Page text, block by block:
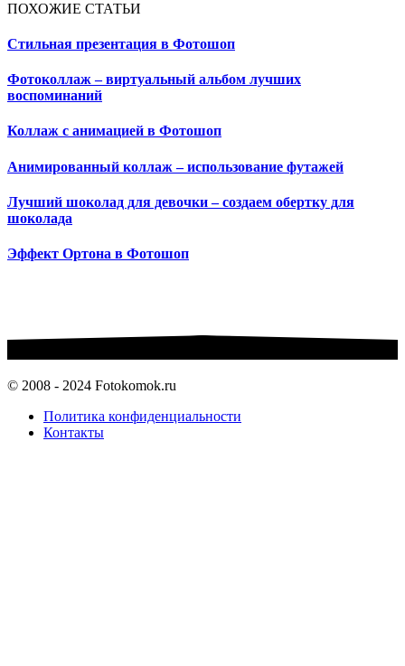
ПОХОЖИЕ СТАТЬИ
Стильная презентация в Фотошоп
Фотоколлаж – виртуальный альбом лучших
воспоминаний
Коллаж с анимацией в Фотошоп
Анимированный коллаж – использование футажей
Лучший шоколад для девочки – создаем обертку для
шоколада
Эффект Ортона в Фотошоп
© 2008 - 2024 Fotokomok.ru
Политика конфиденциальности
Контакты